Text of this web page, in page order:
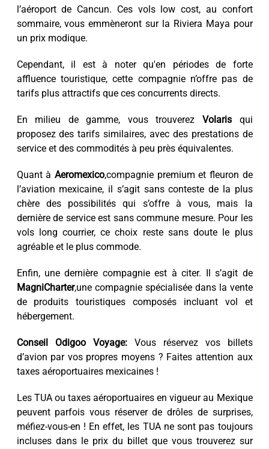
l’aéroport de Cancun. Ces vols low cost, au confort
sommaire, vous emmèneront sur la Riviera Maya pour
un prix modique.
Cependant, il est à noter qu'en périodes de forte
affluence touristique, cette compagnie n’offre pas de
tarifs plus attractifs que ces concurrents directs.
En milieu de gamme, vous trouverez Volarisqui
proposez des tarifs similaires, avec des prestations de
service et des commodités à peu près équivalentes.
Quant à Aeromexico,compagnie premium et fleuron de
l’aviation mexicaine, il s’agit sans conteste de la plus
chère des possibilités qui s’offre à vous, mais la
dernière de service est sans commune mesure. Pour les
vols long courrier, ce choix reste sans doute le plus
agréable et le plus commode.
Enfin, une dernière compagnie est à citer. Il s’agit de
MagniCharter,une compagnie spécialisée dans la vente
de produits touristiques composés incluant vol et
hébergement.
Conseil Odigoo Voyage:Vous réservez vos billets
d’avion par vos propres moyens ? Faites attention aux
taxes aéroportuaires mexicaines !
Les TUA ou taxes aéroportuaires en vigueur au Mexique
peuvent parfois vous réserver de drôles de surprises,
méfiez-vous-en ! En effet, les TUA ne sont pas toujours
incluses dans le prix du billet que vous trouverez sur